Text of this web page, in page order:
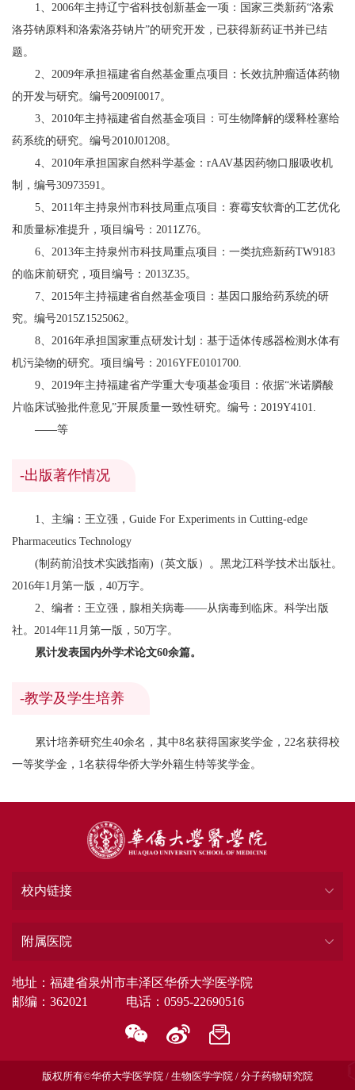
1、2006年主持辽宁省科技创新基金一项：国家三类新药“洛索
洛芬钠原料和洛索洛芬钠片”的研究开发，已获得新药证书并已结
题。
2、2009年承担福建省自然基金重点项目：长效抗肿瘤适体药物
的开发与研究。编号2009I0017。
3、2010年主持福建省自然基金项目：可生物降解的缓释栓塞给
药系统的研究。编号2010J01208。
4、2010年承担国家自然科学基金：rAAV基因药物口服吸收机
制，编号30973591。
5、2011年主持泉州市科技局重点项目：赛霉安软膏的工艺优化
和质量标准提升，项目编号：2011Z76。
6、2013年主持泉州市科技局重点项目：一类抗癌新药TW9183
的临床前研究，项目编号：2013Z35。
7、2015年主持福建省自然基金项目：基因口服给药系统的研
究。编号2015Z1525062。
8、2016年承担国家重点研发计划：基于适体传感器检测水体有
机污染物的研究。项目编号：2016YFE0101700.
9、2019年主持福建省产学重大专项基金项目：依据“米诺膦酸
片临床试验批件意见”开展质量一致性研究。编号：2019Y4101.
——等
-出版著作情况
1、主编：王立强，Guide For Experiments in Cutting-edge
Pharmaceutics Technology
(制药前沿技术实践指南)（英文版）。黑龙江科学技术出版社。
2016年1月第一版，40万字。
2、编者：王立强，腺相关病毒——从病毒到临床。科学出版
社。2014年11月第一版，50万字。
累计发表国内外学术论文60余篇。
-教学及学生培养
累计培养研究生40余名，其中8名获得国家奖学金，22名获得校
一等奖学金，1名获得华侨大学外籍生特等奖学金。
校内链接
附属医院
地址：福建省泉州市丰泽区华侨大学医学院
邮编：362021 电话：0595-22690516
版权所有©华侨大学医学院 / 生物医学学院 / 分子药物研究院